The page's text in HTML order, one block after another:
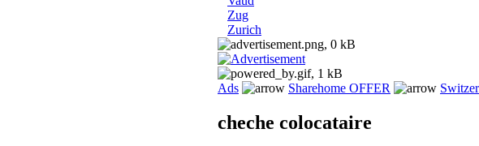
Zug
Zurich
Ads Sharehome OFFER
cheche colocataire